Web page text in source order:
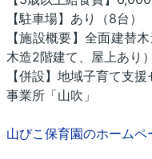
【駐車場】あり（8台）
【施設概要】全面建替
木造2階建て、屋上あり）
【併設】地域子育て支
事業所「山吹」
山びこ保育園のホーム